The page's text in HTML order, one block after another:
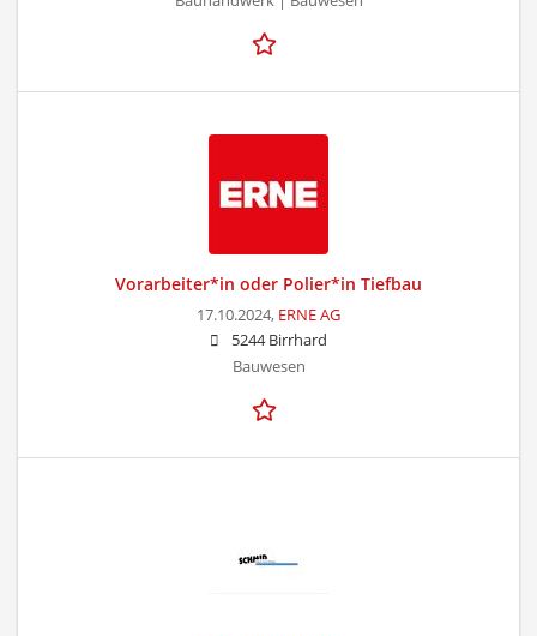
Vorarbeiter*in oder Polier*in Tiefbau
17.10.2024, ERNE AG
5244 Birrhard
Bauwesen